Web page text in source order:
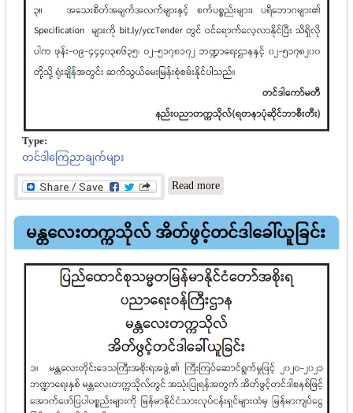
Type:
တင်ဒါကြေညာချက်များ
Read more about နည်းပညာတက္ကသိုလ်
(ရတနာပုံဆိုင်ဘာစီးတီး)
အိတ်ဖွင့်တင်ဒါခေါ်ယူခြင်း
မန္တလေးတက္ကသိုလ် အိတ်ဖွင့်တင်ဒါခေါ်ယူခြင်း